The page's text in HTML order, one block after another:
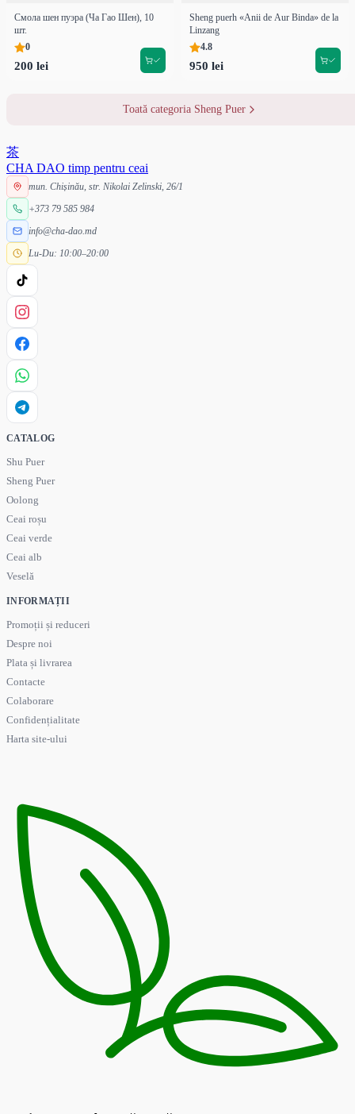
Смола шен пуэра (Ча Гао Шен), 10
шт.
0
200 lei
Sheng puerh «Anii de Aur Binda» de la
Linzang
4.8
950 lei
Toată categoria Sheng Puer
茶
CHA DAO timp pentru ceai
mun. Chișinău, str. Nikolai Zelinski, 26/1
+373 79 585 984
info@cha-dao.md
Lu-Du: 10:00–20:00
CATALOG
Shu Puer
Sheng Puer
Oolong
Ceai roșu
Ceai verde
Ceai alb
Veselă
INFORMAȚII
Promoții și reduceri
Despre noi
Plata și livrarea
Contacte
Colaborare
Confidențialitate
Harta site-ului